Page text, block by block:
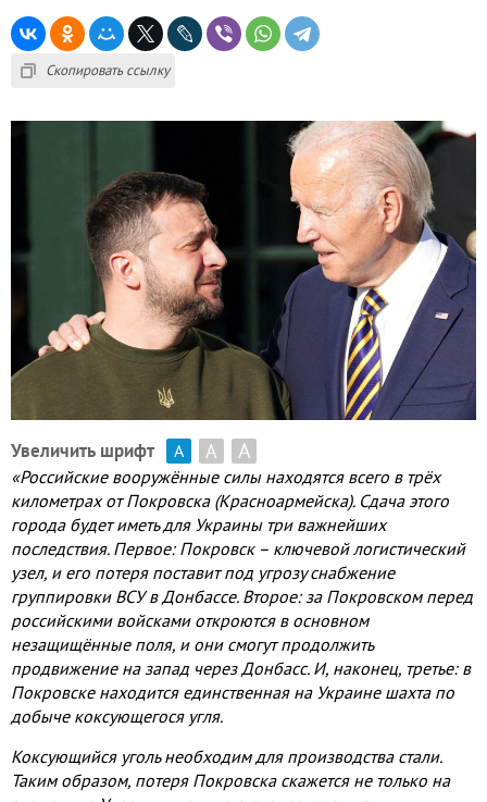
Скопировать ссылку
Увеличить шрифт А А А
«Российские вооружённые силы находятся всего в трёх
километрах от Покровска (Красноармейска). Сдача этого
города будет иметь для Украины три важнейших
последствия. Первое: Покровск – ключевой логистический
узел, и его потеря поставит под угрозу снабжение
группировки ВСУ в Донбассе. Второе: за Покровском перед
российскими войсками откроются в основном
незащищённые поля, и они смогут продолжить
продвижение на запад через Донбасс. И, наконец, третье: в
Покровске находится единственная на Украине шахта по
добыче коксующегося угля.
Коксующийся уголь необходим для производства стали.
Таким образом, потеря Покровска скажется не только на